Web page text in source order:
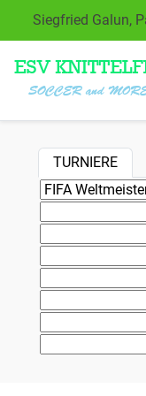
Siegfried Galun,
TURNIERE